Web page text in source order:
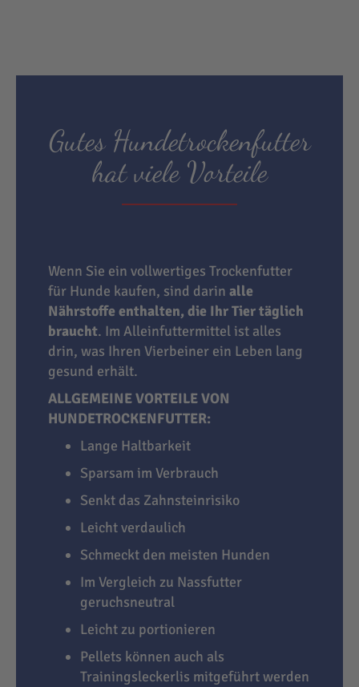
Gutes Hundetrockenfutter
hat viele Vorteile
Wenn Sie ein vollwertiges Trockenfutter
für Hunde kaufen, sind darin alle
Nährstoffe enthalten, die Ihr Tier täglich
braucht. Im Alleinfuttermittel ist alles
drin, was Ihren Vierbeiner ein Leben lang
gesund erhält.
ALLGEMEINE VORTEILE VON
HUNDETROCKENFUTTER:
Lange Haltbarkeit
Sparsam im Verbrauch
Senkt das Zahnsteinrisiko
Leicht verdaulich
Schmeckt den meisten Hunden
Im Vergleich zu Nassfutter
geruchsneutral
Leicht zu portionieren
Pellets können auch als
Trainingsleckerlis mitgeführt werden